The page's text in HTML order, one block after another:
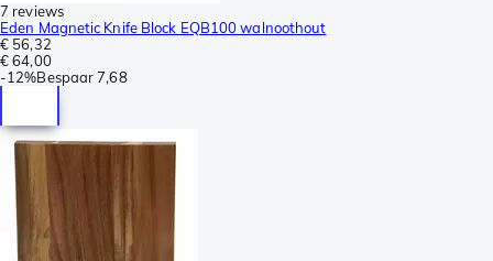
7 reviews
Eden Magnetic Knife Block EQB100 walnoothout
€ 56,32
€ 64,00
-12%Bespaar 7,68